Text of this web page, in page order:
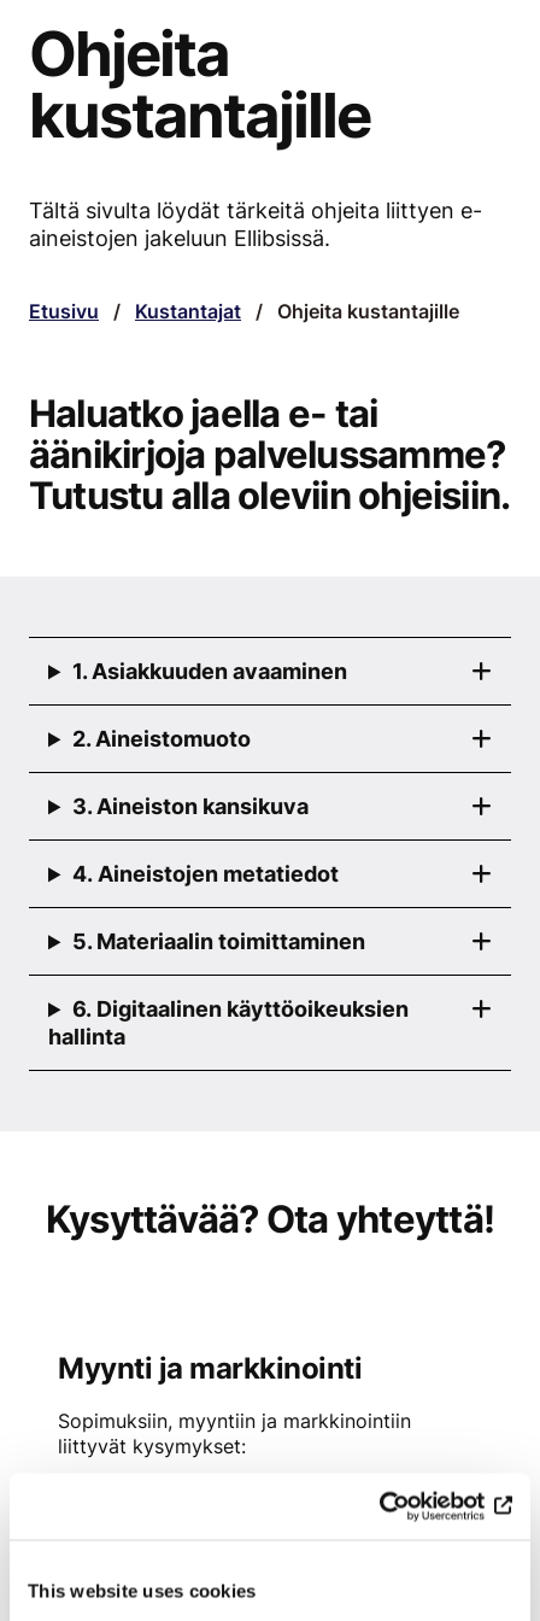
This website uses cookies
Ohjeita
kustantajille
Tältä sivulta löydät tärkeitä ohjeita liittyen e-
aineistojen jakeluun Ellibsissä.
Etusivu / Kustantajat / Ohjeita kustantajille
Haluatko jaella e- tai
äänikirjoja palvelussamme?
Tutustu alla oleviin ohjeisiin.
1. Asiakkuuden avaaminen
2. Aineistomuoto
3. Aineiston kansikuva
4. Aineistojen metatiedot
5. Materiaalin toimittaminen
6. Digitaalinen käyttöoikeuksien
hallinta
Kysyttävää? Ota yhteyttä!
Myynti ja markkinointi
Sopimuksiin, myyntiin ja markkinointiin
liittyvät kysymykset:
Sisältö